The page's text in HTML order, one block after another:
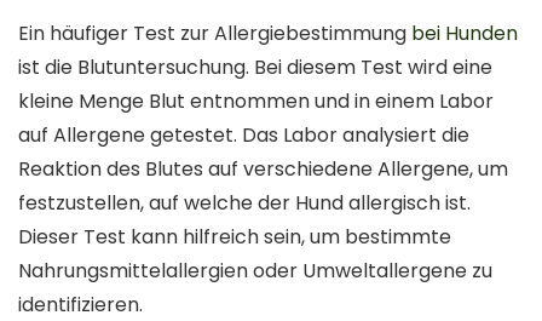
Ein häufiger Test zur Allergiebestimmung bei Hunden
ist die Blutuntersuchung. Bei diesem Test wird eine
kleine Menge Blut entnommen und in einem Labor
auf Allergene getestet. Das Labor analysiert die
Reaktion des Blutes auf verschiedene Allergene, um
festzustellen, auf welche der Hund allergisch ist.
Dieser Test kann hilfreich sein, um bestimmte
Nahrungsmittelallergien oder Umweltallergene zu
identifizieren.